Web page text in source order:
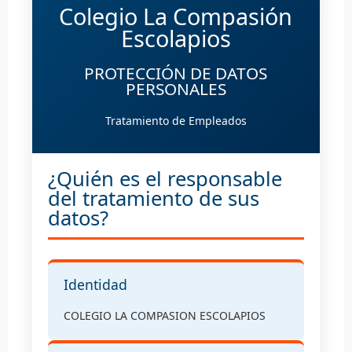
Colegio La Compasión
Escolapios
PROTECCIÓN DE DATOS
PERSONALES
Tratamiento de Empleados
¿Quién es el responsable
del tratamiento de sus
datos?
Identidad
COLEGIO LA COMPASION ESCOLAPIOS